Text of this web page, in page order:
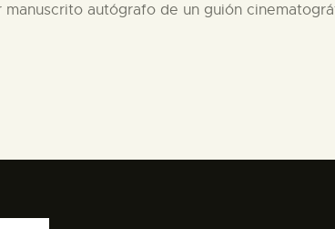
autógrafo de un guión